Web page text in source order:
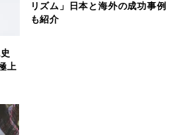
上
リズム」日本と海外の成功事例
も紹介